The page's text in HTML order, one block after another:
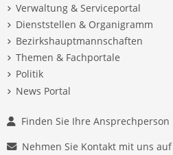
Verwaltung & Serviceportal
Dienststellen & Organigramm
Bezirkshauptmannschaften
Themen & Fachportale
Politik
News Portal
Finden Sie Ihre Ansprechperson
Nehmen Sie Kontakt mit uns auf